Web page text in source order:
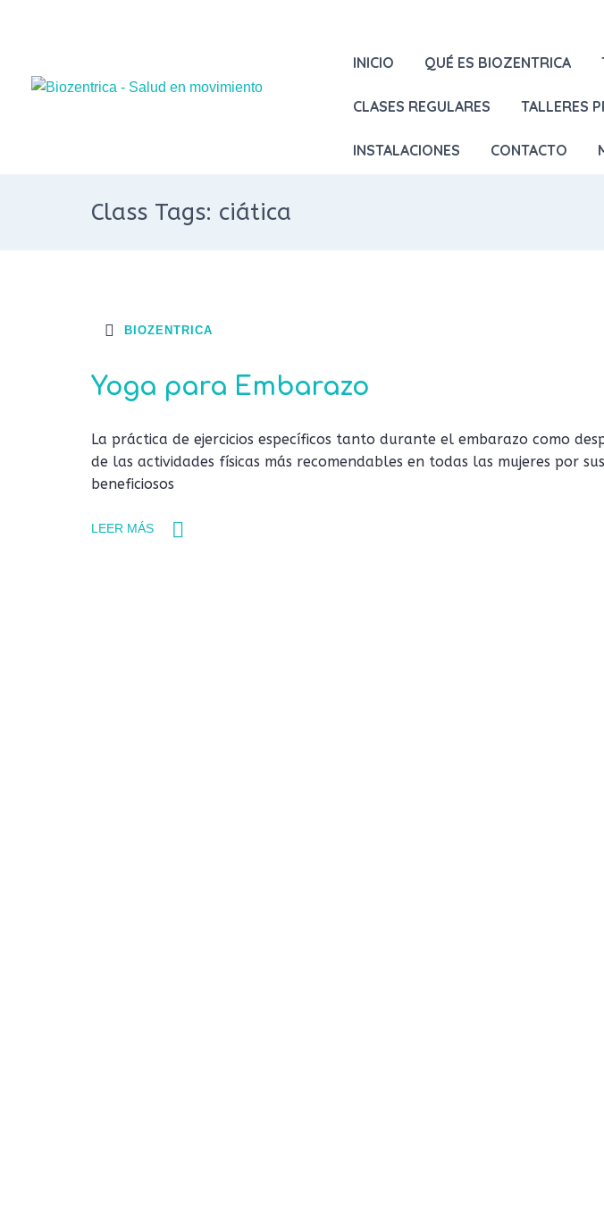
INICIO QUÉ ES BIOZENTRICA
CLASES REGULARES TALLERES
INSTALACIONES CONTACTO
Class Tags: ciática
BIOZENTRICA
Yoga para Embarazo
La práctica de ejercicios específicos tanto durante el embarazo como
de las actividades físicas más recomendables en todas las mujeres por
beneficiosos
LEER MÁS